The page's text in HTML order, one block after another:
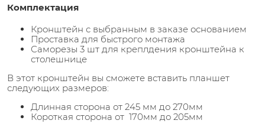
Комплектация
Кронштейн с выбранным в заказе основанием
Проставка для быстрого монтажа
Саморезы 3 шт для креплдения кронштейна к
столешнице
В этот кронштейн вы сможете вставить планшет
следующих размеров:
Длинная сторона от 245 мм до 270мм
Короткая сторона от 170мм до 205мм